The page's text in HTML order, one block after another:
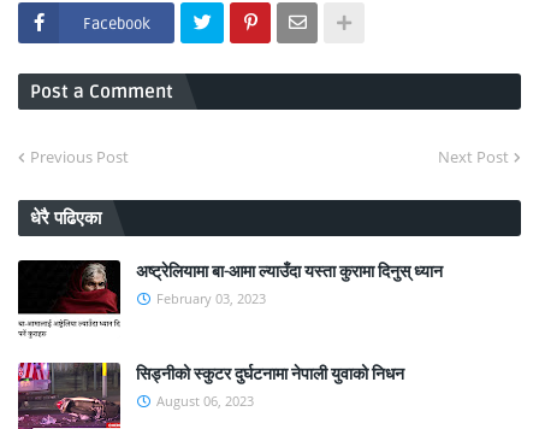
Facebook
Post a Comment
Previous Post Next Post
धेरै पढिएका
अष्ट्रेलियामा बा-आमा ल्याउँदा यस्ता कुरामा दिनुस् ध्यान
February 03, 2023
सिड्नीको स्कुटर दुर्घटनामा नेपाली युवाको निधन
August 06, 2023